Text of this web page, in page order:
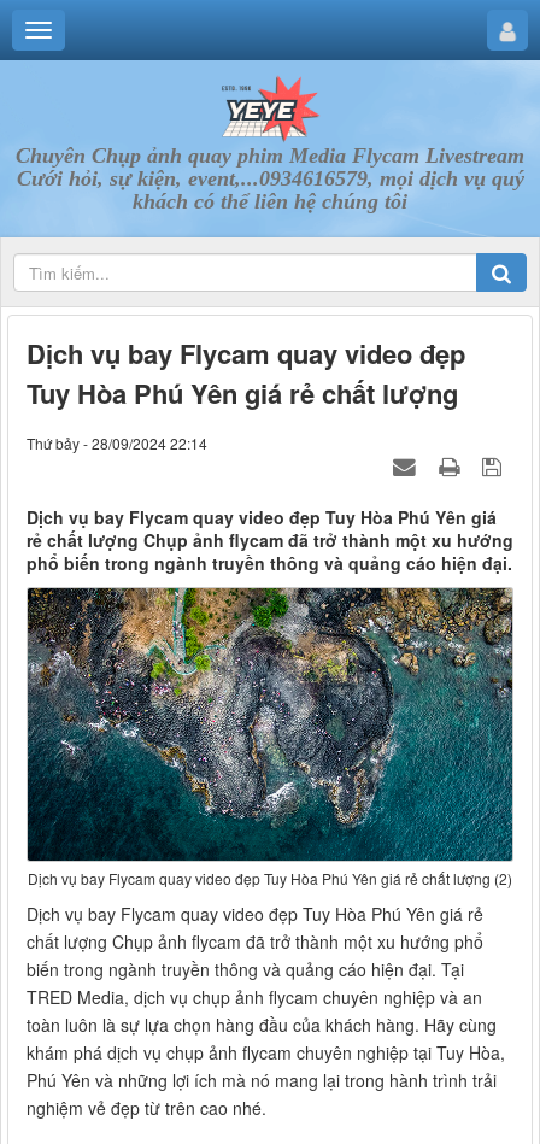
Chuyên Chụp ảnh quay phim Media Flycam Livestream
Cưới hỏi, sự kiện, event,...0934616579, mọi dịch vụ quý
khách có thể liên hệ chúng tôi
Dịch vụ bay Flycam quay video đẹp
Tuy Hòa Phú Yên giá rẻ chất lượng
Thứ bảy - 28/09/2024 22:14
Dịch vụ bay Flycam quay video đẹp Tuy Hòa Phú Yên giá
rẻ chất lượng Chụp ảnh flycam đã trở thành một xu hướng
phổ biến trong ngành truyền thông và quảng cáo hiện đại.
Dịch vụ bay Flycam quay video đẹp Tuy Hòa Phú Yên giá rẻ chất lượng (2)
Dịch vụ bay Flycam quay video đẹp Tuy Hòa Phú Yên giá rẻ
chất lượng Chụp ảnh flycam đã trở thành một xu hướng phổ
biến trong ngành truyền thông và quảng cáo hiện đại. Tại
TRED Media, dịch vụ chụp ảnh flycam chuyên nghiệp và an
toàn luôn là sự lựa chọn hàng đầu của khách hàng. Hãy cùng
khám phá dịch vụ chụp ảnh flycam chuyên nghiệp tại Tuy Hòa,
Phú Yên và những lợi ích mà nó mang lại trong hành trình trải
nghiệm vẻ đẹp từ trên cao nhé.